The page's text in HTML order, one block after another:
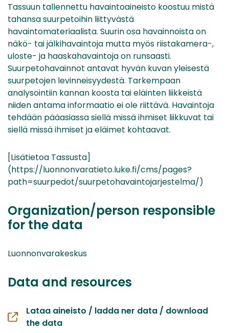
Tassuun tallennettu havaintoaineisto koostuu mistä
tahansa suurpetoihin liittyvästä
havaintomateriaalista. Suurin osa havainnoista on
näkö- tai jälkihavaintoja mutta myös riistakamera-,
uloste- ja haaskahavaintoja on runsaasti.
Suurpetohavainnot antavat hyvän kuvan yleisestä
suurpetojen levinneisyydestä. Tarkempaan
analysointiin kannan koosta tai eläinten liikkeistä
niiden antama informaatio ei ole riittävä. Havaintoja
tehdään pääasiassa siellä missä ihmiset liikkuvat tai
siellä missä ihmiset ja eläimet kohtaavat.
[Lisätietoa Tassusta]
(https://luonnonvaratieto.luke.fi/cms/pages?
path=suurpedot/suurpetohavaintojarjestelma/)
Organization/person responsible
for the data
Luonnonvarakeskus
Data and resources
Lataa aineisto / ladda ner data / download
the data